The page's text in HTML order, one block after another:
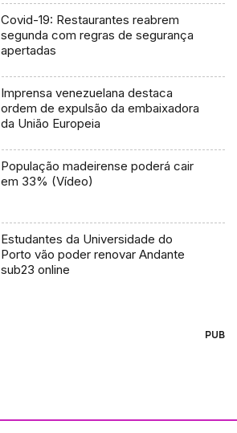
Covid-19: Restaurantes reabrem
segunda com regras de segurança
apertadas
Imprensa venezuelana destaca
ordem de expulsão da embaixadora
da União Europeia
População madeirense poderá cair
em 33% (Vídeo)
Estudantes da Universidade do
Porto vão poder renovar Andante
sub23 online
PUB